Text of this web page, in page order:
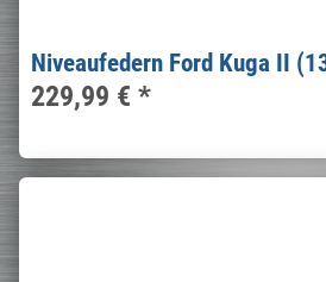
Niveaufedern Ford Kuga II
229,99 € *